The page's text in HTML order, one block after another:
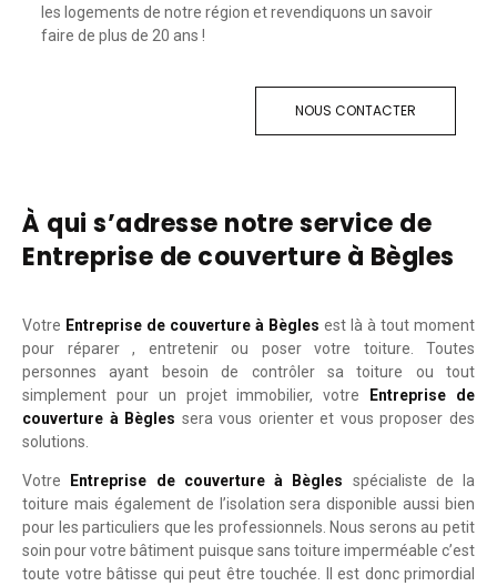
les logements de notre région et revendiquons un savoir
faire de plus de 20 ans !
NOUS CONTACTER
À qui s’adresse notre service de
Entreprise de couverture à Bègles
Votre Entreprise de couverture à Bègles est là à tout moment
pour réparer , entretenir ou poser votre toiture. Toutes
personnes ayant besoin de contrôler sa toiture ou tout
simplement pour un projet immobilier, votre Entreprise de
couverture à Bègles sera vous orienter et vous proposer des
solutions.
Votre Entreprise de couverture à Bègles spécialiste de la
toiture mais également de l’isolation sera disponible aussi bien
pour les particuliers que les professionnels. Nous serons au petit
soin pour votre bâtiment puisque sans toiture imperméable c’est
toute votre bâtisse qui peut être touchée. Il est donc primordial